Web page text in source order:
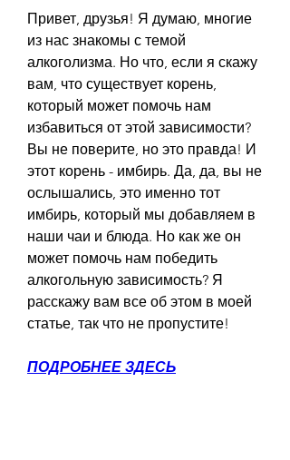
Привет, друзья! Я думаю, многие
из нас знакомы с темой
алкоголизма. Но что, если я скажу
вам, что существует корень,
который может помочь нам
избавиться от этой зависимости?
Вы не поверите, но это правда! И
этот корень - имбирь. Да, да, вы не
ослышались, это именно тот
имбирь, который мы добавляем в
наши чаи и блюда. Но как же он
может помочь нам победить
алкогольную зависимость? Я
расскажу вам все об этом в моей
статье, так что не пропустите!
ПОДРОБНЕЕ ЗДЕСЬ